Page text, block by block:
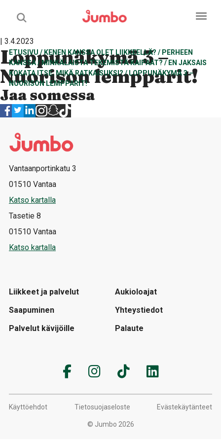
ETUSIVU / KENEN KANSSA OLET LIIKKEELLÄ? / PERHEEN
KANSSA/ MINKÄLAISTA TEKEMISTÄ KAIPAAT? / EN JAKSAIS
KOKATA ITSE. MIKÄ RATKAISUKSI?/ LOPPUNÄKYMÄ 3 –
NUORISON LEMPPARIT!
| 3.4.2023
Loppunäkymä 3 –
Nuorison lempparit!
Jaa somessa
Vantaanportinkatu 3
01510 Vantaa
Katso kartalla
Tasetie 8
01510 Vantaa
Katso kartalla
Liikkeet ja palvelut
Saapuminen
Palvelut kävijöille
Aukioloajat
Yhteystiedot
Palaute
© Jumbo 2026
Käyttöehdot Tietosuojaseloste Evästekäytänteet